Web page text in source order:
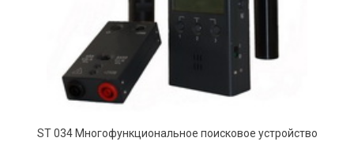
ST 034 Многофункциональное поисковое устройство